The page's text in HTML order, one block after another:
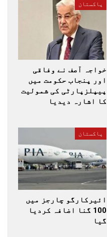
پاکستان
خواجہ آصف نے وفاقی
اور پنجاب حکومت میں
پیپلزپارٹی کی شمولیت
کا اشارہ دیدیا
پاکستان
ائیرکارگو چارجز میں
100 گنا اضافہ کردیا
گیا